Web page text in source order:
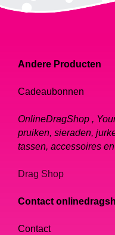
Andere Producten
Cadeaubonnen
OnlineDragShop ,
pruiken, sieraden,
tassen, accessoires
Drag Shop
Contact
Contact